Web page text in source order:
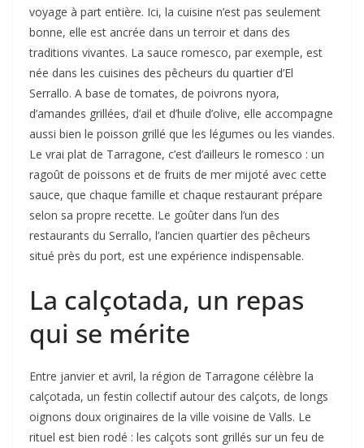
voyage à part entière. Ici, la cuisine n’est pas seulement
bonne, elle est ancrée dans un terroir et dans des
traditions vivantes. La sauce romesco, par exemple, est
née dans les cuisines des pêcheurs du quartier d’El
Serrallo. A base de tomates, de poivrons nyora,
d’amandes grillées, d’ail et d’huile d’olive, elle accompagne
aussi bien le poisson grillé que les légumes ou les viandes.
Le vrai plat de Tarragone, c’est d’ailleurs le romesco : un
ragoût de poissons et de fruits de mer mijoté avec cette
sauce, que chaque famille et chaque restaurant prépare
selon sa propre recette. Le goûter dans l’un des
restaurants du Serrallo, l’ancien quartier des pêcheurs
situé près du port, est une expérience indispensable.
La calçotada, un repas
qui se mérite
Entre janvier et avril, la région de Tarragone célèbre la
calçotada, un festin collectif autour des calçots, de longs
oignons doux originaires de la ville voisine de Valls. Le
rituel est bien rodé : les calçots sont grillés sur un feu de